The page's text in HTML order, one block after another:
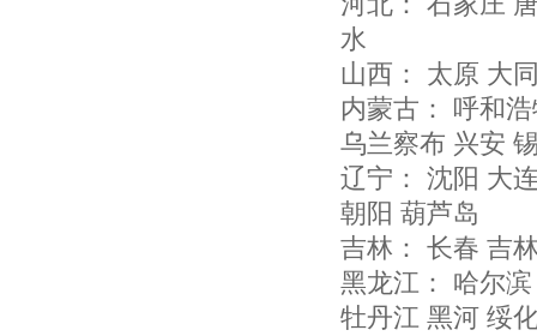
水
山西： 太原 大
内蒙古： 呼和
乌兰察布 兴安
辽宁： 沈阳 大
朝阳 葫芦岛
吉林： 长春 吉
黑龙江： 哈尔
牡丹江 黑河 绥